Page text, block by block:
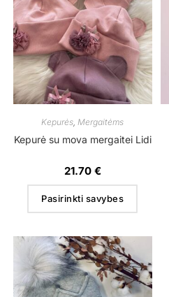
Kepurės Mergaitėms
Kepurė su mova mergaitei Lidi
21.70 €
Pasirinkti savybes